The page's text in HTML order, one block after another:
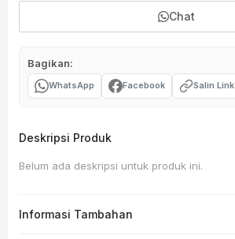
Chat
Bagikan:
WhatsApp Facebook Salin Link
Deskripsi Produk
Belum ada deskripsi untuk produk ini.
Informasi Tambahan